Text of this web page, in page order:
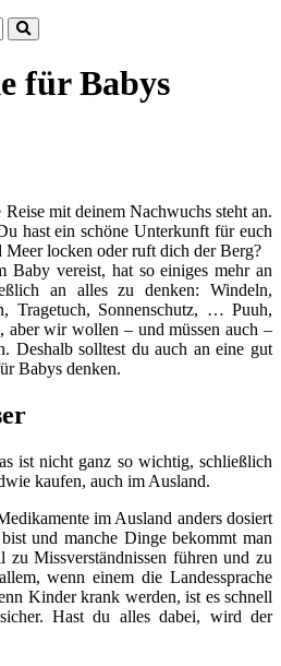
für Babys
mit deinem Nachwuchs steht an.
hast ein schöne Unterkunft für euch
Meer locken oder ruft dich der Berg?
Baby vereist, hat so einiges mehr an
an alles zu denken: Windeln,
Tragetuch, Sonnenschutz, … Puuh,
aber wir wollen – und müssen auch –
Deshalb solltest du auch an eine gut
Babys denken.
ist nicht ganz so wichtig, schließlich
kaufen, auch im Ausland.
im Ausland anders dosiert
und manche Dinge bekommt man
zu Missverständnissen führen und zu
wenn einem die Landessprache
Kinder krank werden, ist es schnell
Hast du alles dabei, wird der